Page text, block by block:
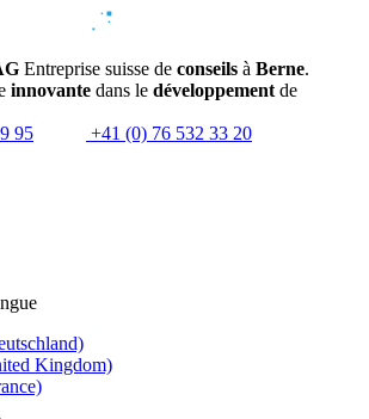
Entreprise suisse de conseils à Berne.
innovante dans le développement de
95
+41 (0) 76 532 33 20